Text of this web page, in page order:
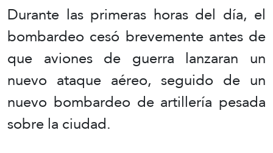
Durante las primeras horas del día, el
bombardeo cesó brevemente antes de
que aviones de guerra lanzaran un
nuevo ataque aéreo, seguido de un
nuevo bombardeo de artillería pesada
sobre la ciudad.